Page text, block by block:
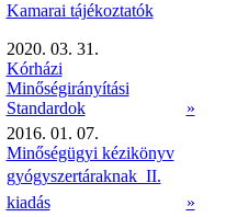
Kamarai tájékoztatók
2020. 03. 31.
Kórházi
Minőségirányítási
Standardok
»
2016. 01. 07.
Minőségügyi kézikönyv
gyógyszertáraknak  II.
kiadás
»